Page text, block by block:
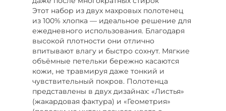
Этот набор из двух махровых полотенец
из 100% хлопка — идеальное решение для
ежедневного использования. Благодаря
высокой плотности они отлично
впитывают влагу и быстро сохнут. Мягкие
объёмные петельки бережно касаются
кожи, не травмируя даже тонкий и
чувствительный покров. Полотенца
представлены в двух дизайнах: «Листья»
(жакардовая фактура) и «Геометрия»